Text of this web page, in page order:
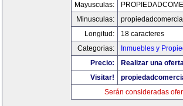
Mayusculas:
Minusculas:
Longitud:
18 caracteres
Categorias:
Inmuebles y
Precio:
Realizar una
Visitar!
Serán consideradas